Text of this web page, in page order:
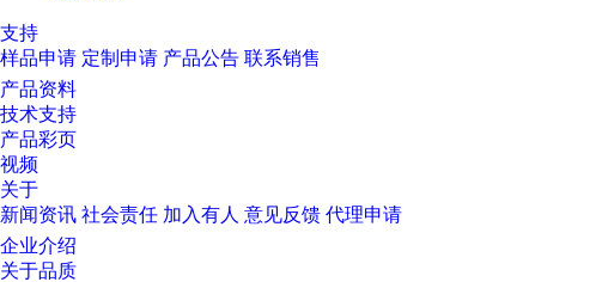
支持
样品申请 定制申请 产品公告 联系销售
产品资料
技术支持
产品彩页
视频
关于
新闻资讯 社会责任 加入有人 意见反馈 代理申请
企业介绍
关于品质